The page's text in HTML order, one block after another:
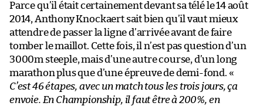
Parce qu’il était certainement devant sa télé le 14 août
2014, Anthony Knockaert sait bien qu’il vaut mieux
attendre de passer la ligne d’arrivée avant de faire
tomber le maillot. Cette fois, il n’est pas question d’un
3000m steeple, mais d’une autre course, d’un long
marathon plus que d’une épreuve de demi-fond. «
C’est 46 étapes, avec un match tous les trois jours, ça
envoie. En Championship, il faut être à 200%, en